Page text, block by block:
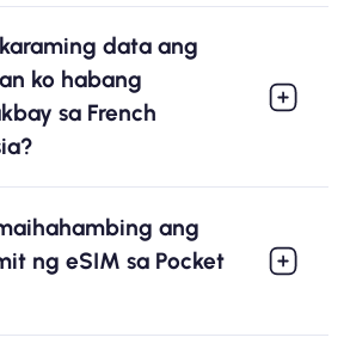
data ang
ko habang
sa French
ang
ng eSIM sa Pocket